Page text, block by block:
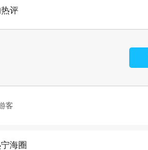
评
客
海圈